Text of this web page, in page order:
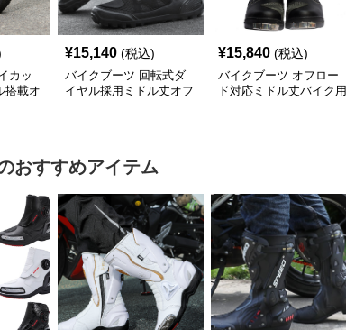
カッ
搭載オ
¥15,140 (税込)
バイクブーツ 回転式ダ
イヤル採用ミドル丈オフ
¥15,840 (税込)
バイクブーツ オフロー
ド対応ミドル丈バイク用
おすすめアイテム